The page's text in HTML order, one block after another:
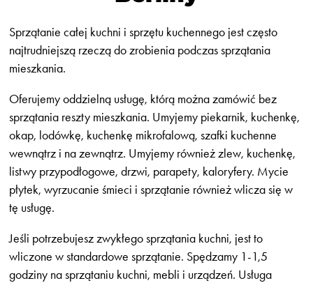
Sprzątanie całej kuchni i sprzętu kuchennego jest często
najtrudniejszą rzeczą do zrobienia podczas sprzątania
mieszkania.
Oferujemy oddzielną usługę, którą można zamówić bez
sprzątania reszty mieszkania. Umyjemy piekarnik, kuchenkę,
okap, lodówkę, kuchenkę mikrofalową, szafki kuchenne
wewnątrz i na zewnątrz. Umyjemy również zlew, kuchenkę,
listwy przypodłogowe, drzwi, parapety, kaloryfery. Mycie
płytek, wyrzucanie śmieci i sprzątanie również wlicza się w
tę usługę.
Jeśli potrzebujesz zwykłego sprzątania kuchni, jest to
wliczone w standardowe sprzątanie. Spędzamy 1-1,5
godziny na sprzątaniu kuchni, mebli i urządzeń. Usługa